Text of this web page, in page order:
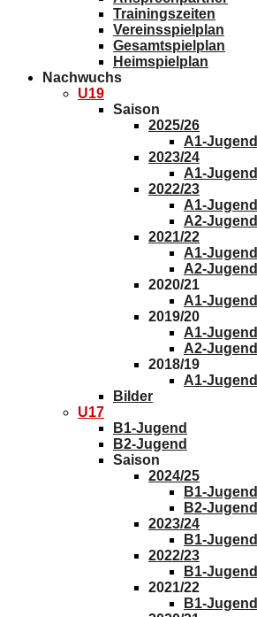
Trainingszeiten
Vereinsspielplan
Gesamtspielplan
Heimspielplan
Nachwuchs
U19
Saison
2025/26
A1-Jugend
2023/24
A1-Jugend
2022/23
A1-
A2-
2021/22
A1-
A2-
2020/21
A1-
2019/20
A1-
A2-
2018/19
A1-
Bilder
U17
B1-Jugend
B2-Jugend
Saison
2024/25
B1-
B2-
2023/24
B1-
2022/23
B1-
2021/22
B1-